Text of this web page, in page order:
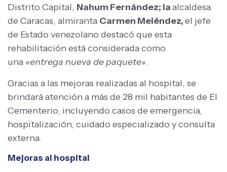
Distrito Capital, Nahum Fernández; laalcaldesa
de Caracas, almiranta Carmen Meléndez,el jefe
de Estado venezolano destacó que esta
rehabilitación está considerada como
una «entrega nueva de paquete».
Gracias a las mejoras realizadas al hospital, se
brindará atención a más de 28 mil habitantes de El
Cementerio, incluyendo casos de emergencia,
hospitalización, cuidado especializado y consulta
externa.
Mejoras al hospital